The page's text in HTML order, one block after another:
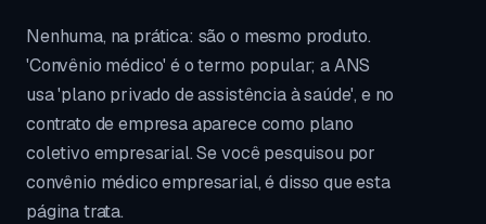
Nenhuma, na prática: são o mesmo produto.
'Convênio médico' é o termo popular; a ANS
usa 'plano privado de assistência à saúde', e no
contrato de empresa aparece como plano
coletivo empresarial. Se você pesquisou por
convênio médico empresarial, é disso que esta
página trata.